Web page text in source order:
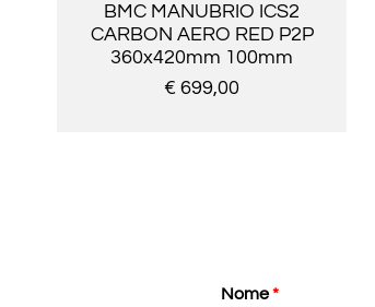
BMC MANUBRIO ICS2
CARBON AERO RED P2P
360x420mm 100mm
€ 699,00
Nome*